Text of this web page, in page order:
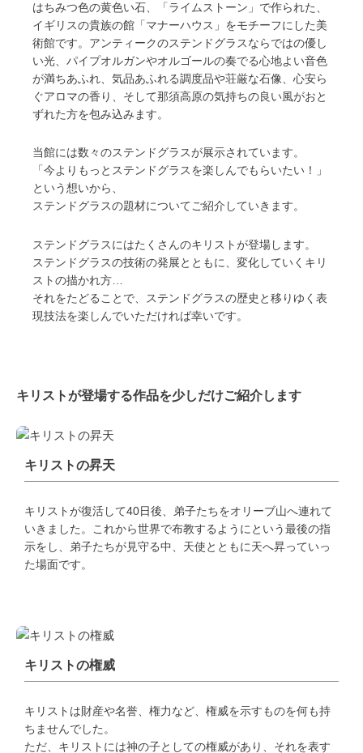
はちみつ色の黄色い石、「ライムストーン」で作られた、
イギリスの貴族の館「マナーハウス」をモチーフにした美
術館です。アンティークのステンドグラスならではの優し
い光、パイプオルガンやオルゴールの奏でる心地よい音色
が満ちあふれ、気品あふれる調度品や荘厳な石像、心安ら
ぐアロマの香り、そして那須高原の気持ちの良い風がおと
ずれた方を包み込みます。
当館には数々のステンドグラスが展示されています。
「今よりもっとステンドグラスを楽しんでもらいたい！」
という想いから、
ステンドグラスの題材についてご紹介していきます。
ステンドグラスにはたくさんのキリストが登場します。
ステンドグラスの技術の発展とともに、変化していくキリ
ストの描かれ方…
それをたどることで、ステンドグラスの歴史と移りゆく表
現技法を楽しんでいただければ幸いです。
キリストが登場する作品を少しだけご紹介します
キリストの昇天
キリストが復活して40日後、弟子たちをオリーブ山へ連れて
いきました。これから世界で布教するようにという最後の指
示をし、弟子たちが見守る中、天使とともに天へ昇っていっ
た場面です。
キリストの権威
キリストは財産や名誉、権力など、権威を示すものを何も持
ちませんでした。
ただ、キリストには神の子としての権威があり、それを表す